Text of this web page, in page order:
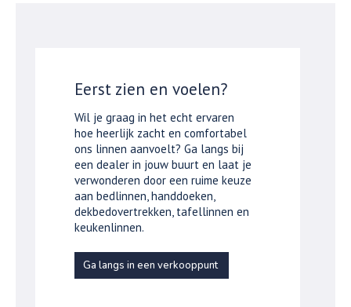
Eerst zien en voelen?
Wil je graag in het echt ervaren
hoe heerlijk zacht en comfortabel
ons linnen aanvoelt? Ga langs bij
een dealer in jouw buurt en laat je
verwonderen door een ruime keuze
aan bedlinnen, handdoeken,
dekbedovertrekken, tafellinnen en
keukenlinnen.
Ga langs in een verkooppunt